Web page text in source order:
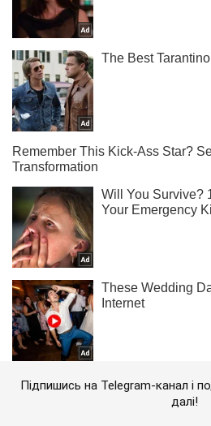
Підпишись на Telegram-канал і
далі!